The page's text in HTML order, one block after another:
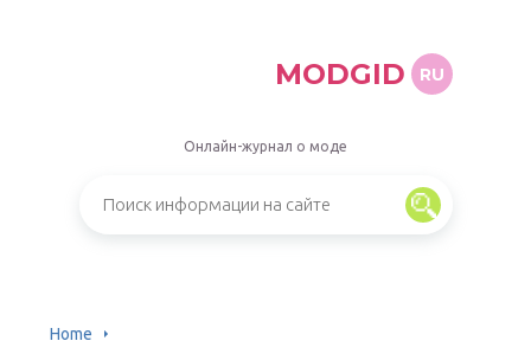
MODGID RU
Онлайн-журнал о моде
Home